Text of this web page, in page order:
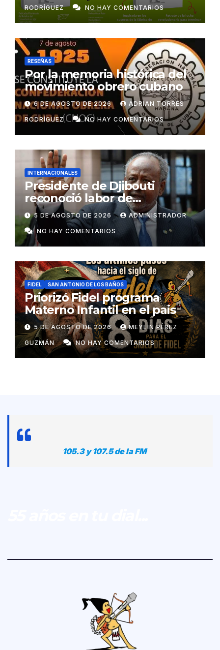
RODRÍGUEZ NO HAY COMENTARIOS
RESEÑAS
Por la memoria histórica del
movimiento obrero cubano
6 DE AGOSTO DE 2026 ADRIAN TORRES
RODRÍGUEZ NO HAY COMENTARIOS
INTERNACIONALES
Presidente de Djibouti
reconoció labor de
colaboradores de Cuba
5 DE AGOSTO DE 2026 ADMINISTRADOR
NO HAY COMENTARIOS
FIDEL SAN ANTONIO DE LOS BAÑOS
Priorizó Fidel programa
Materno Infantil en el pais
5 DE AGOSTO DE 2026 MEYLIN PÉREZ
GUZMÁN NO HAY COMENTARIOS
105.3 y 107.5 de la FM